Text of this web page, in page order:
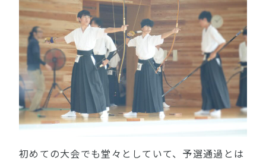
初めての大会でも堂々としていて、予選通過とは